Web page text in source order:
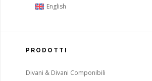
English
PRODOTTI
Divani & Divani Componibili